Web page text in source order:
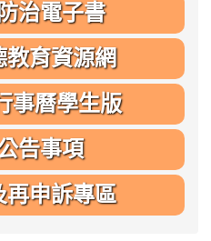
治電子書
育資源網
事曆學生版
告事項
再申訴專區